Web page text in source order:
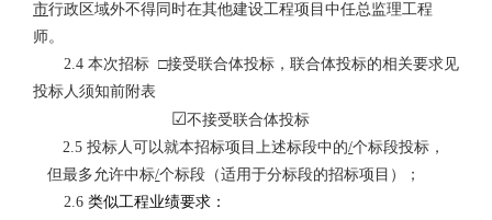
市行政区域外不得同时在其他建设工程项目中任总监理工程
师。
2.4 本次招标 □接受联合体投标，联合体投标的相关要求见
投标人须知前附表
☑不接受联合体投标
2.5 投标人可以就本招标项目上述标段中的/个标段投标，
但最多允许中标/个标段（适用于分标段的招标项目）；
2.6 类似工程业绩要求：